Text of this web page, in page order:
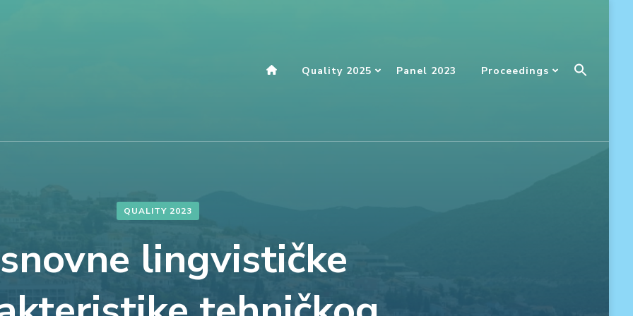
Quality 2025 Panel 2023 Proceedings
QUALITY 2023
lingvističke